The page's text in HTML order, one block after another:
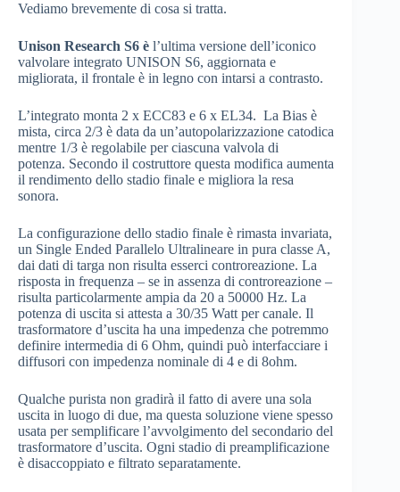
Vediamo brevemente di cosa si tratta.
Unison Research S6 è l’ultima versione dell’iconico
valvolare integrato UNISON S6, aggiornata e
migliorata, il frontale è in legno con intarsi a contrasto.
L’integrato monta 2 x ECC83 e 6 x EL34. La Bias è
mista, circa 2/3 è data da un’autopolarizzazione catodica
mentre 1/3 è regolabile per ciascuna valvola di
potenza. Secondo il costruttore questa modifica aumenta
il rendimento dello stadio finale e migliora la resa
sonora.
La configurazione dello stadio finale è rimasta invariata,
un Single Ended Parallelo Ultralineare in pura classe A,
dai dati di targa non risulta esserci controreazione. La
risposta in frequenza – se in assenza di controreazione –
risulta particolarmente ampia da 20 a 50000 Hz. La
potenza di uscita si attesta a 30/35 Watt per canale. Il
trasformatore d’uscita ha una impedenza che potremmo
definire intermedia di 6 Ohm, quindi può interfacciare i
diffusori con impedenza nominale di 4 e di 8ohm.
Qualche purista non gradirà il fatto di avere una sola
uscita in luogo di due, ma questa soluzione viene spesso
usata per semplificare l’avvolgimento del secondario del
trasformatore d’uscita. Ogni stadio di preamplificazione
è disaccoppiato e filtrato separatamente.